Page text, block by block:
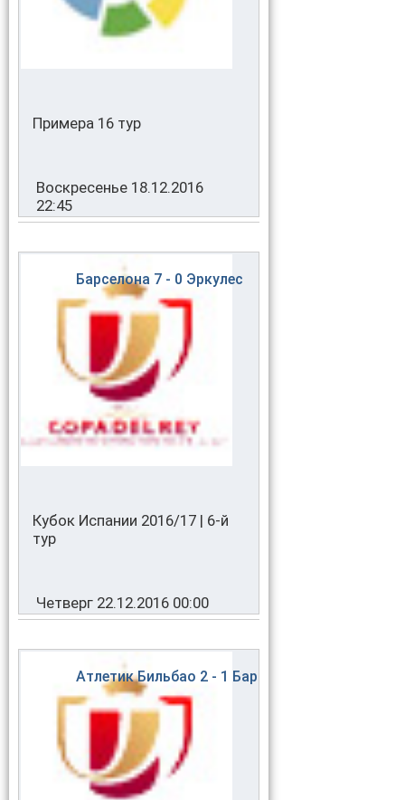
Примера 16 тур
Воскресенье 18.12.2016
22:45
Кубок Испании 2016/17 | 6-й
тур
Четверг 22.12.2016 00:00
Барселона 7 - 0 Эркулес
Атлетик Бильбао 2 - 1 Барселона